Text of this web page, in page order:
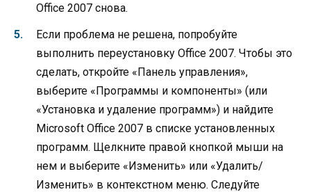
Office 2007 снова.
Если проблема не решена, попробуйте
выполнить переустановку Office 2007. Чтобы это
сделать, откройте «Панель управления»,
выберите «Программы и компоненты» (или
«Установка и удаление программ») и найдите
Microsoft Office 2007 в списке установленных
программ. Щелкните правой кнопкой мыши на
нем и выберите «Изменить» или «Удалить/
Изменить» в контекстном меню. Следуйте